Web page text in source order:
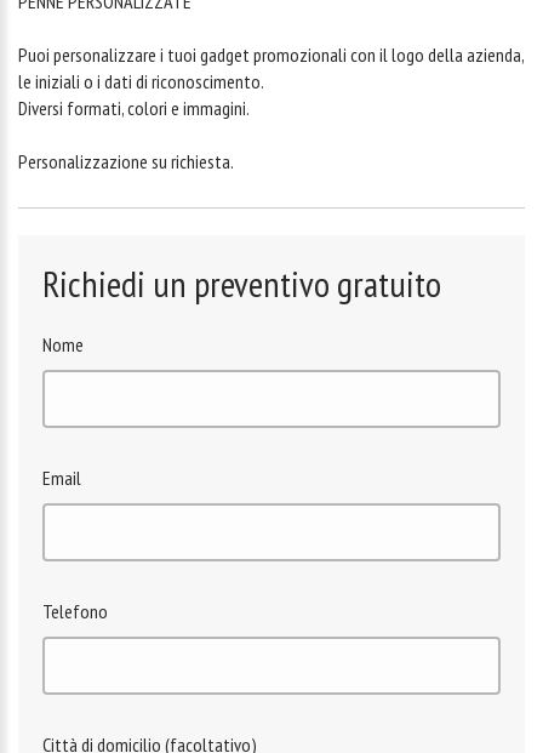
Puoi personalizzare i tuoi gadget promozionali con il logo della azienda,
le iniziali o i dati di riconoscimento.
Diversi formati, colori e immagini.
Personalizzazione su richiesta.
Richiedi un preventivo gratuito
Nome
Email
Telefono
Città di domicilio (facoltativo)